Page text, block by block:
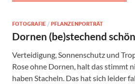
FOTOGRAFIE / PFLANZENPORTRÄT
Dornen (be)stechend schön
Verteidigung, Sonnenschutz und
Rose ohne Dornen, halt das stimmt
haben Stacheln. Das hat sich leider